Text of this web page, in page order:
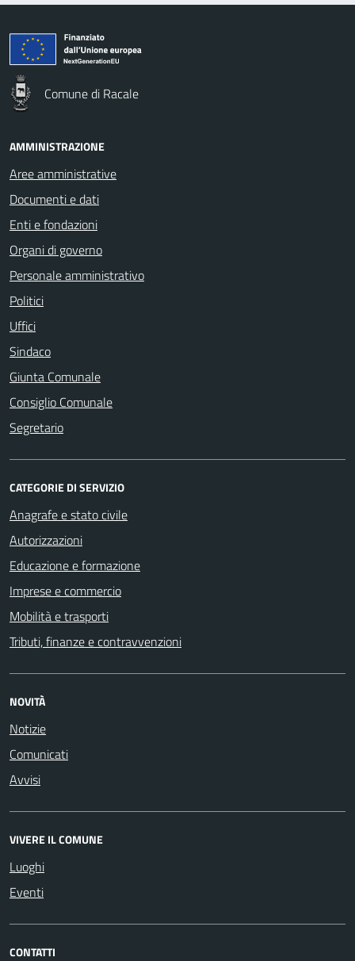
Comune di Racale
AMMINISTRAZIONE
Aree amministrative
Documenti e dati
Enti e fondazioni
Organi di governo
Personale amministrativo
Politici
Uffici
Sindaco
Giunta Comunale
Consiglio Comunale
Segretario
CATEGORIE DI SERVIZIO
Anagrafe e stato civile
Autorizzazioni
Educazione e formazione
Imprese e commercio
Mobilità e trasporti
Tributi, finanze e contravvenzioni
NOVITÀ
Notizie
Comunicati
Avvisi
VIVERE IL COMUNE
Luoghi
Eventi
CONTATTI